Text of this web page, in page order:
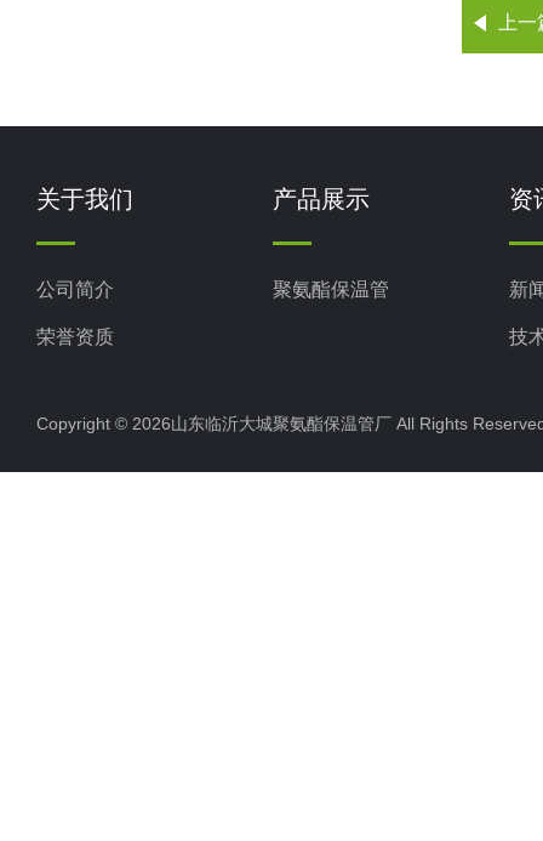
上
关于我们
公司简介
荣誉资质
产品展示
聚氨酯保温管
资
新
技
Copyright © 2026山东临沂大城聚氨酯保温管厂 All Rights